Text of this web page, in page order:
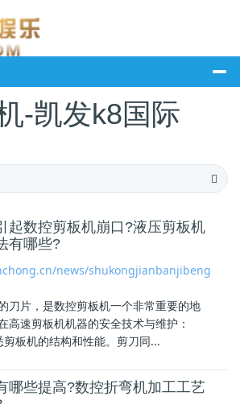
-凯发k8国际
起数控剪板机崩口?液压剪板机
有哪些?
news/shukongjianbanjibeng
刀片，是数控剪板机一个非常重要的地
高速剪板机机器的安全技术与维护：
板机的结构和性能。剪刀同...
哪些提高?数控折弯机加工工艺